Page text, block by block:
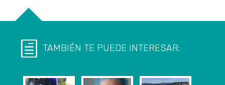
TAMBIÉN TE PUEDE INTERESAR: